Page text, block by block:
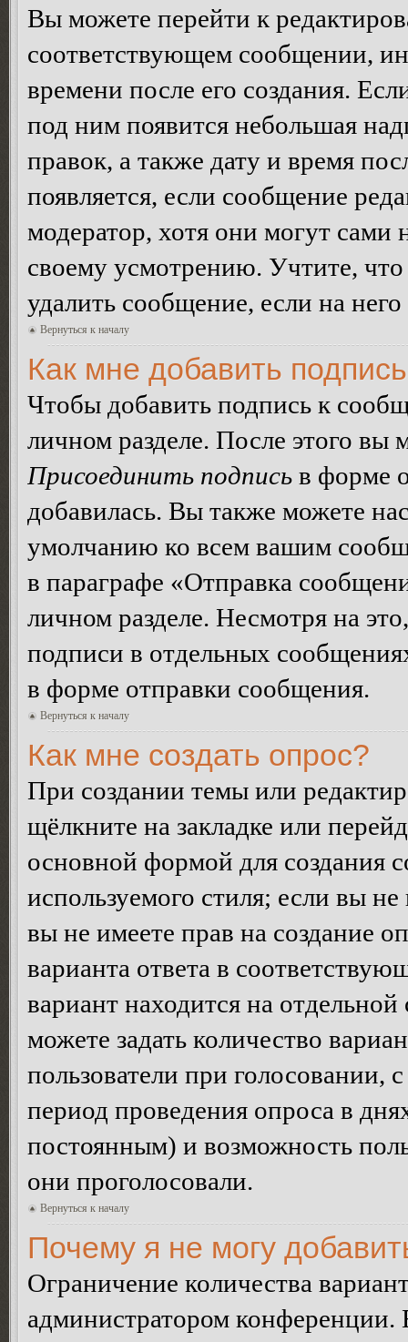
Вы можете перейти к
соответствующем сообщении,
времени после его создания.
под ним появится небольшая
правок, а также дату и время
появляется, если сообщение
модератор, хотя они могут сами
своему усмотрению. Учтите,
удалить сообщение, если на
Вернуться к началу
Как мне добавить
Чтобы добавить подпись к
личном разделе. После этого
Присоединить подпись в форме
добавилась. Вы также можете
умолчанию ко всем вашим
в параграфе «Отправка
личном разделе. Несмотря на
подписи в отдельных
в форме отправки сообщения.
Вернуться к началу
Как мне создать опрос?
При создании темы или
щёлкните на закладке или
основной формой для создания
используемого стиля; если вы
вы не имеете прав на создание
варианта ответа в
вариант находится на
можете задать количество
пользователи при
период проведения опроса в
постоянным) и возможность
они проголосовали.
Вернуться к началу
Почему я не могу
Ограничение количества
администратором конференции.